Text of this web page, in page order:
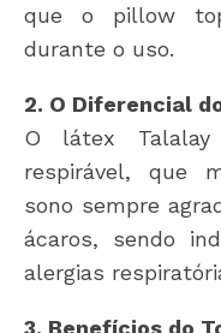
que o pillow
durante o uso.
2. O Diferencial
O látex
respirável, que
sono sempre
ácaros, sendo
alergias
3. Benefícios do